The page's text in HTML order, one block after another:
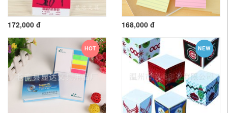
172,000 đ 168,000 đ
HOT NEW